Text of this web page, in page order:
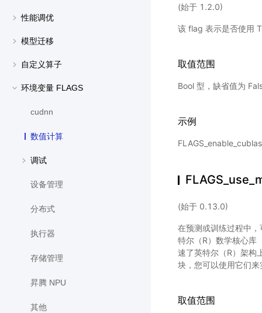
性能调优
模型迁移
自定义算子
环境变量 FLAGS
cudnn
数值计算
调试
设备管理
分布式
执行器
存储管理
昇腾 NPU
其他
(始于 1.2.0)
该 flag 表示是否使用
取值范围
Bool 型，缺省值为
示例
(始于 0.13.0)
在预测或训练过程中
特尔（R）数学核心库
速了英特尔（R）架构
块，您可以使用它们
取值范围